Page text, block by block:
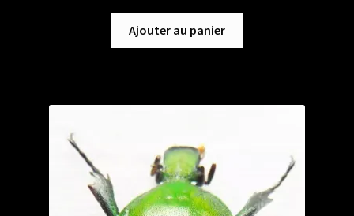
Ajouter au panier